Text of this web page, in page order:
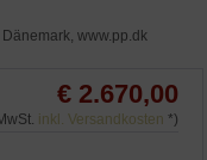
www.pp.dk
€ 2.670,00
inkl. Versandkosten *)